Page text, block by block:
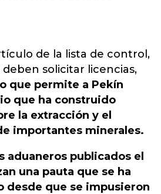
de la lista de control,
deben solicitar licencias,
que permite a Pekín
que ha construido
la extracción y el
importantes minerales.
aduaneros publicados el
una pauta que se ha
desde que se impusieron